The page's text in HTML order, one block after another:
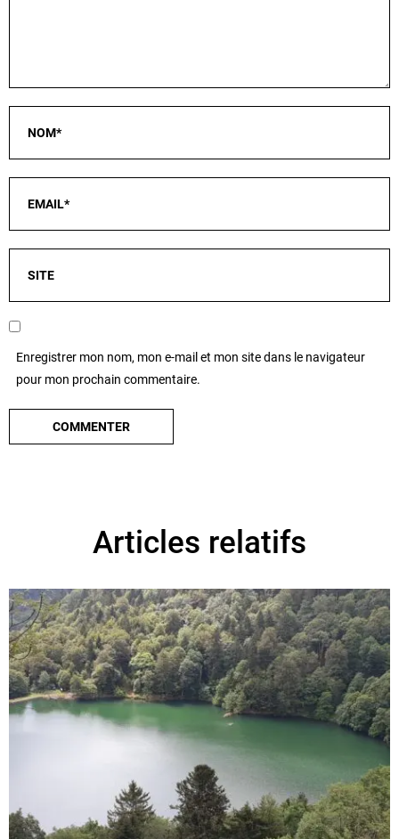
Enregistrer mon nom, mon e-mail et mon site dans le navigateur
pour mon prochain commentaire.
Articles relatifs